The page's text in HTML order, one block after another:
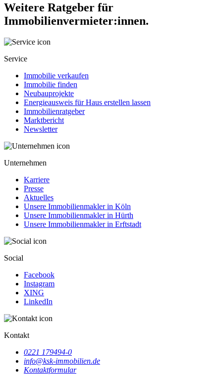
Weitere Ratgeber für
Immobilienvermieter:innen.
Service
Immobilie verkaufen
Immobilie finden
Neubauprojekte
Energieausweis für Haus erstellen lassen
Immobilienratgeber
Marktbericht
Newsletter
Unternehmen
Karriere
Presse
Aktuelles
Unsere Immobilienmakler in Köln
Unsere Immobilienmakler in Hürth
Unsere Immobilienmakler in Erftstadt
Social
Facebook
Instagram
XING
LinkedIn
Kontakt
0221 179494-0
info@ksk-immobilien.de
Kontaktformular